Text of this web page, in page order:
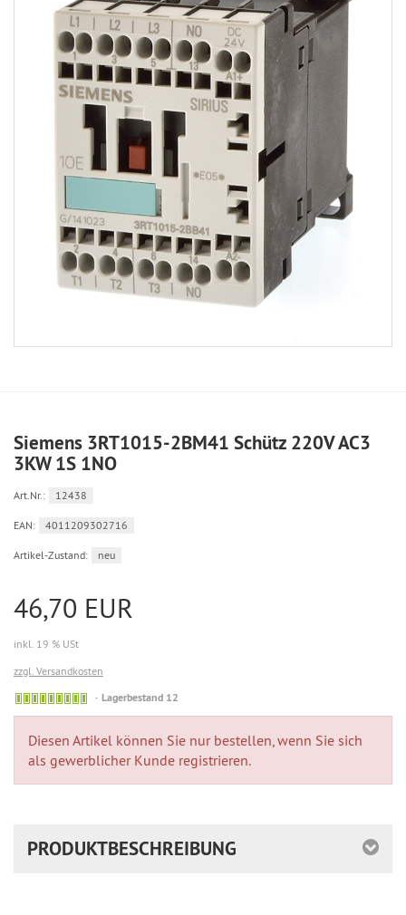
Siemens 3RT1015-2BM41 Schütz 220V AC3
3KW 1S 1NO
Art.Nr.: 12438
EAN: 4011209302716
Artikel-Zustand: neu
46,70 EUR
inkl. 19 % USt
zzgl. Versandkosten
Lagerbestand 12
Diesen Artikel können Sie nur bestellen, wenn Sie sich
als gewerblicher Kunde registrieren.
PRODUKTBESCHREIBUNG